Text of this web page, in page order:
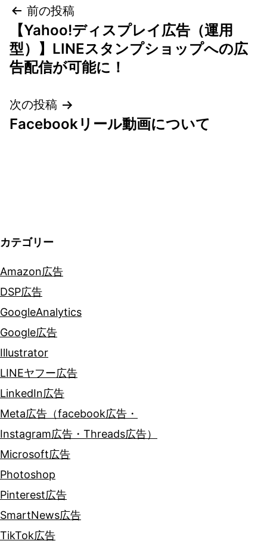
投
稿
ナ
ビ
ゲ
ン
前の投稿
【Yahoo!ディスプレイ広告（運用
型）】LINEスタンプショップへの広
告配信が可能に！
次の投稿
Facebookリール動画について
カテゴリー
Amazon広告
DSP広告
GoogleAnalytics
Google広告
Illustrator
LINEヤフー広告
LinkedIn広告
Meta広告（facebook広告・
Instagram広告・Threads広告）
Microsoft広告
Photoshop
Pinterest広告
SmartNews広告
TikTok広告